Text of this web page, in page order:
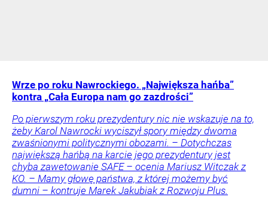
Wrze po roku Nawrockiego. „Największa hańba”
kontra „Cała Europa nam go zazdrości”
Po pierwszym roku prezydentury nic nie wskazuje na to,
żeby Karol Nawrocki wyciszył spory między dwoma
zwaśnionymi politycznymi obozami. – Dotychczas
największą hańbą na karcie jego prezydentury jest
chyba zawetowanie SAFE – ocenia Mariusz Witczak z
KO. – Mamy głowę państwa, z której możemy być
dumni – kontruje Marek Jakubiak z Rozwoju Plus.